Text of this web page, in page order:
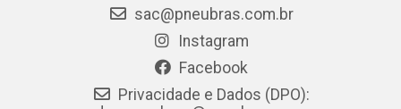
sac@pneubras.com.br
Instagram
Facebook
Privacidade e Dados (DPO):